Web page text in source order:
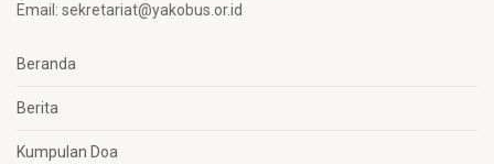
Email: sekretariat@yakobus.or.id
Beranda
Berita
Kumpulan Doa